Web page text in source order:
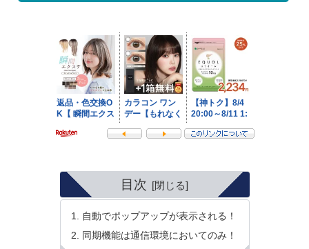
目次
自動でポップアップが表示される！
同期機能は通信環境においてのみ！